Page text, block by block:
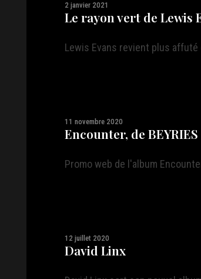
2 janvier 2021
Le rayon vert de Lewis
Lewis Evans revient plus affuté
11 novembre 2020
Encounter, de BEYRIES
Promo web de l'album
12 juillet 2020
David Linx